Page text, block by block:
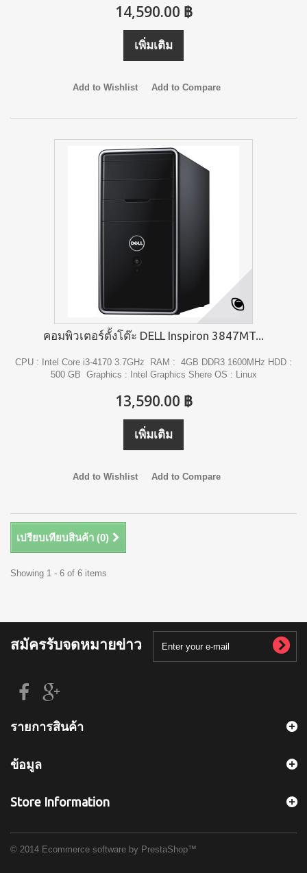
14,590.00 ฿
เพิ่มเติม
Add to Wishlist Add to Compare
คอมพิวเตอร์ตั้งโต๊ะ DELL Inspiron 3847MT...
CPU : Intel Core i3-4170 3.7GHz RAM : 4GB DDR3 1600MHz HDD :
500 GB Graphics : Intel Graphics Shere OS : Linux
13,590.00 ฿
เพิ่มเติม
Add to Wishlist Add to Compare
เปรียบเทียบสินค้า (0)
Showing 1 - 6 of 6 items
สมัครรับจดหมายข่าว
รายการสินค้า
ข้อมูล
© 2014 Ecommerce software by PrestaShop™
Store Information